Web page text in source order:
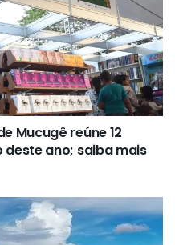
Mucugê reúne 12
ano; saiba mais